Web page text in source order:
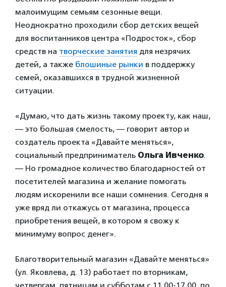
малоимущим семьям сезонные вещи.
Неоднократно проходили сбор детских вещей
для воспитанников центра «Подросток», сбор
средств на творческие занятия для незрячих
детей, а также блошиные рынки в поддержку
семей, оказавшихся в трудной жизненной
ситуации.
«Думаю, что дать жизнь такому проекту, как наш,
— это большая смелость, — говорит автор и
создатель проекта «Давайте меняться»,
социальный предприниматель Ольга Ивченко.
— Но громадное количество благодарностей от
посетителей магазина и желание помогать
людям искоренили все наши сомнения. Сегодня я
уже вряд ли откажусь от магазина, процесса
приобретения вещей, в котором я свожу к
минимуму вопрос денег».
Благотворительный магазин «Давайте меняться»
(ул. Яковлева, д. 13) работает по вторникам,